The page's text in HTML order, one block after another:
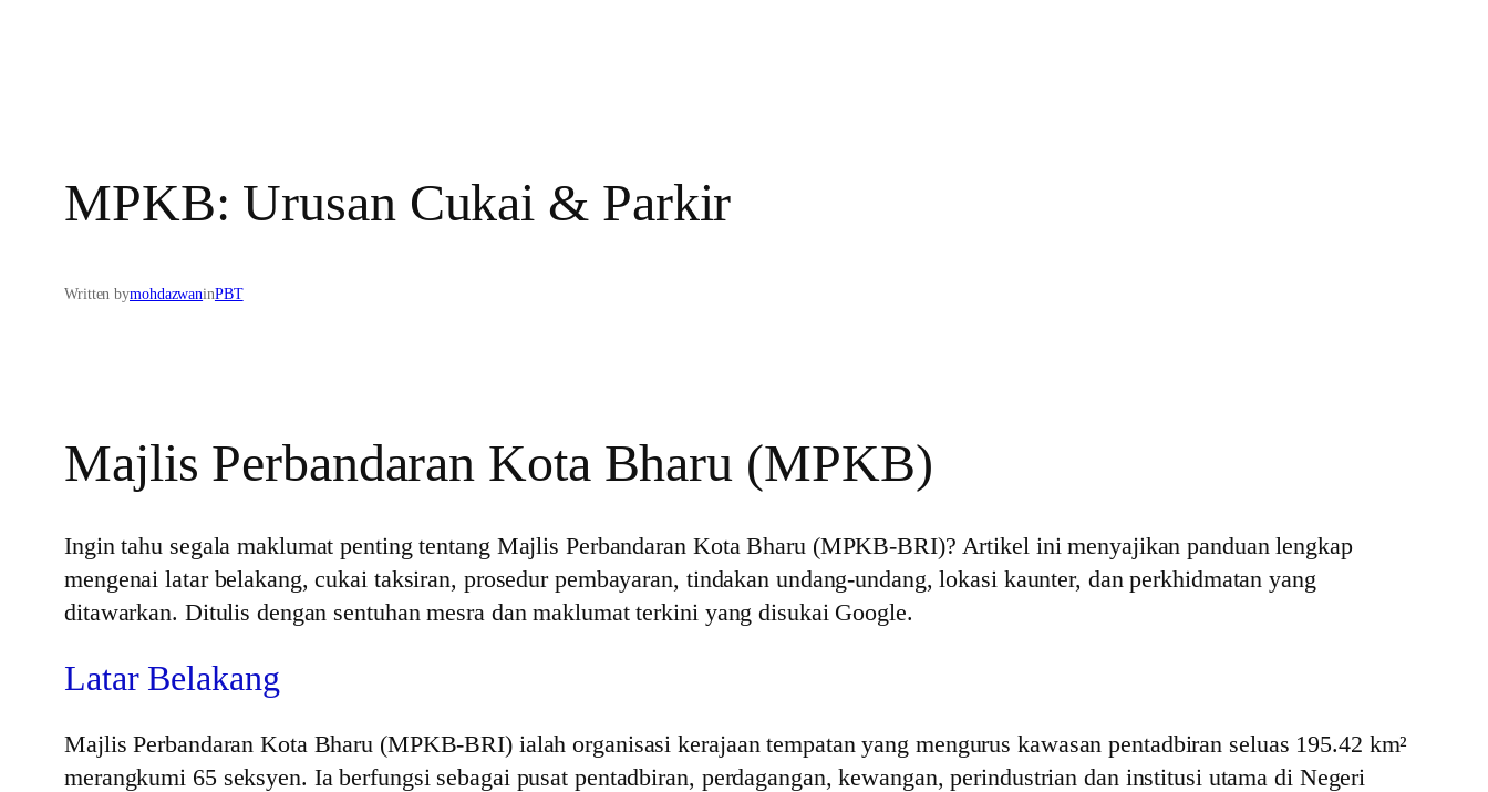
MPKB: Urusan Cukai & Parkir
Written bymohdazwaninPBT
Majlis Perbandaran Kota Bharu (MPKB)
Ingin tahu segala maklumat penting tentang Majlis Perbandaran Kota Bharu (MPKB-BRI)? Artikel ini menyajikan panduan lengkap
mengenai latar belakang, cukai taksiran, prosedur pembayaran, tindakan undang-undang, lokasi kaunter, dan perkhidmatan yang
ditawarkan. Ditulis dengan sentuhan mesra dan maklumat terkini yang disukai Google.
Latar Belakang
Majlis Perbandaran Kota Bharu (MPKB-BRI) ialah organisasi kerajaan tempatan yang mengurus kawasan pentadbiran seluas 195.42 km²
merangkumi 65 seksyen. Ia berfungsi sebagai pusat pentadbiran, perdagangan, kewangan, perindustrian dan institusi utama di Negeri